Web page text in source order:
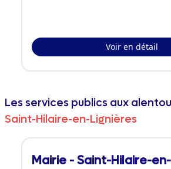
Voir en détail
Les services publics aux
Saint-Hilaire-en-Lignières
Mairie - Saint-Hilaire-en-